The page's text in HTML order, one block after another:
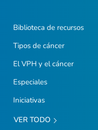
Biblioteca de recursos
Tipos de cáncer
El VPH y el cáncer
Especiales
Iniciativas
VER TODO